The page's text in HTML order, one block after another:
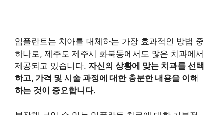
임플란트는 치아를 대체하는 가장 효과적인 방법 중
하나로, 제주도 제주시 화북동에서도 많은 치과에서
제공되고 있습니다. 자신의 상황에 맞는 치과를 선택
하고, 가격 및 시술 과정에 대한 충분한 내용을 이해
하는 것이 중요합니다.